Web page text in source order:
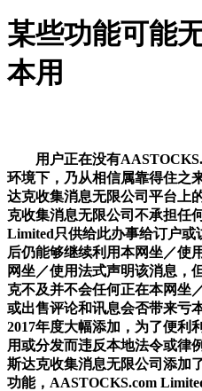
某些功能可能
本用
用户正在没有
环境下，乃从相信属靠得住之
达克收集消息无限公司平台上
克收集消息无限公司不承担任
Limited只供给此办事给订户或
后仍能够继续利用本网坐／使
网坐／使用法式声明该消息，
克不及并不会任何正在本网坐
或出售评论和讯息会否带来亏
2017年度大幅添加，为了便利
用或分发而违反本地法令或律
斯达克收集消息无限公司添加
功能，AASTOCKS.com